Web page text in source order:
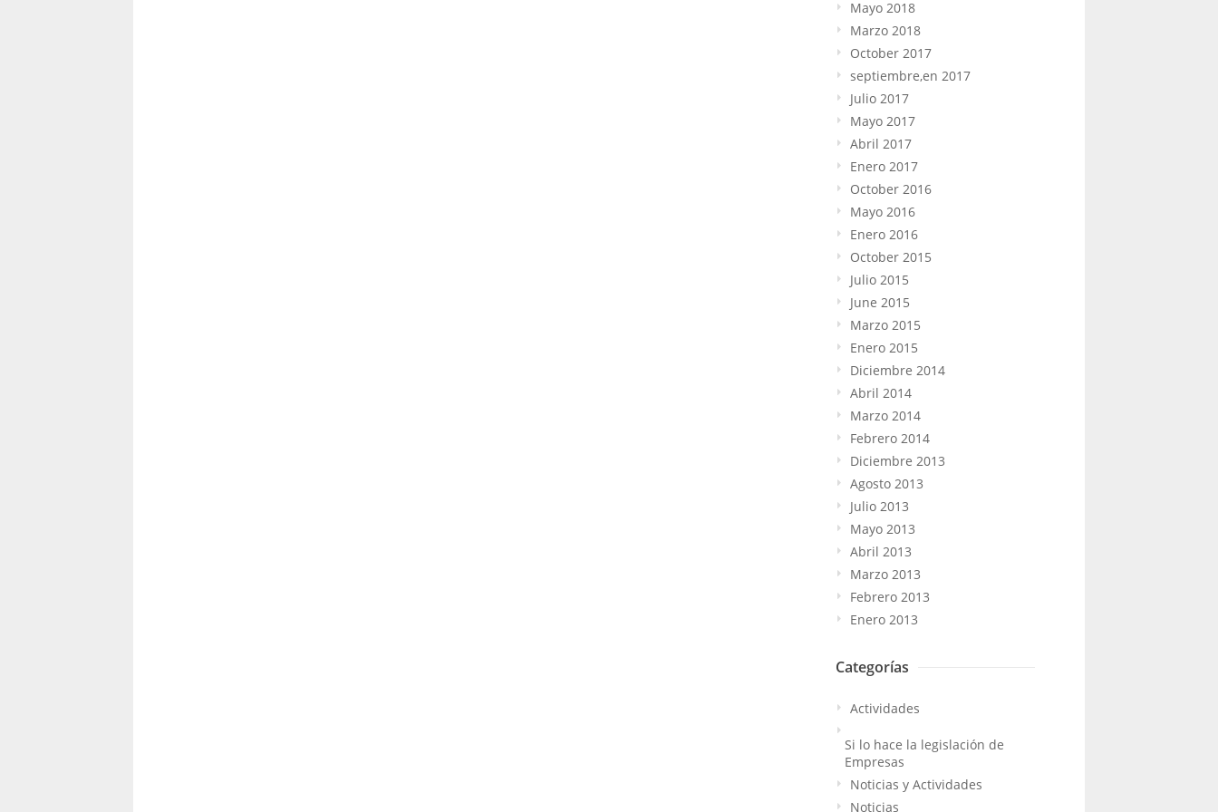
Mayo 2018
Marzo 2018
October 2017
septiembre,en 2017
Julio 2017
Mayo 2017
Abril 2017
Enero 2017
October 2016
Mayo 2016
Enero 2016
October 2015
Julio 2015
June 2015
Marzo 2015
Enero 2015
Diciembre 2014
Abril 2014
Marzo 2014
Febrero 2014
Diciembre 2013
Agosto 2013
Julio 2013
Mayo 2013
Abril 2013
Marzo 2013
Febrero 2013
Enero 2013
Categorías
Actividades
Si lo hace la legislación de
Empresas
Noticias y Actividades
Noticias